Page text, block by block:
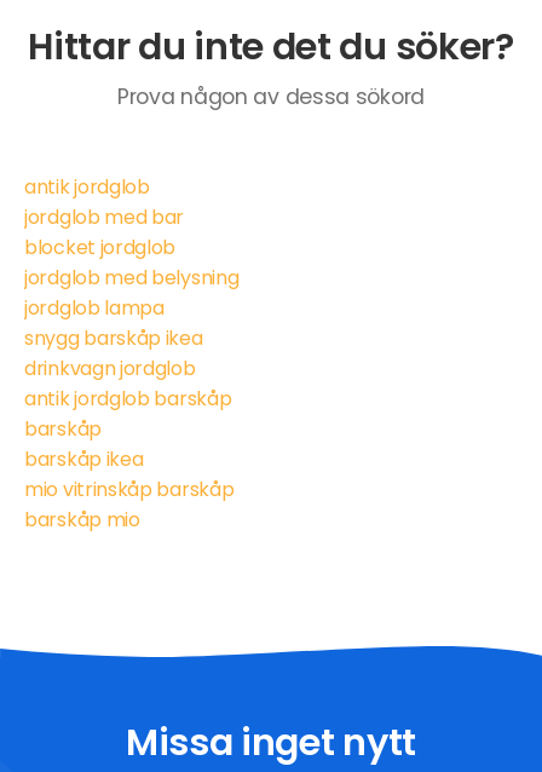
Hittar du inte det du söker?
Prova någon av dessa sökord
antik jordglob
jordglob med bar
blocket jordglob
jordglob med belysning
jordglob lampa
snygg barskåp ikea
drinkvagn jordglob
antik jordglob barskåp
barskåp
barskåp ikea
mio vitrinskåp barskåp
barskåp mio
Missa inget nytt